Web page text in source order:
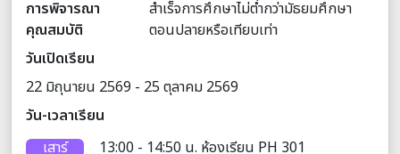
การพิจารณา
คุณสมบัติ
สำเร็จการศึกษาไม่ต่ำกว่ามัธยมศึกษา
ตอนปลายหรือเทียบเท่า
วันเปิดเรียน
22 มิถุนายน 2569 - 25 ตุลาคม 2569
วัน-เวลาเรียน
เสาร์
13:00 - 14:50 น. ห้องเรียน PH 301